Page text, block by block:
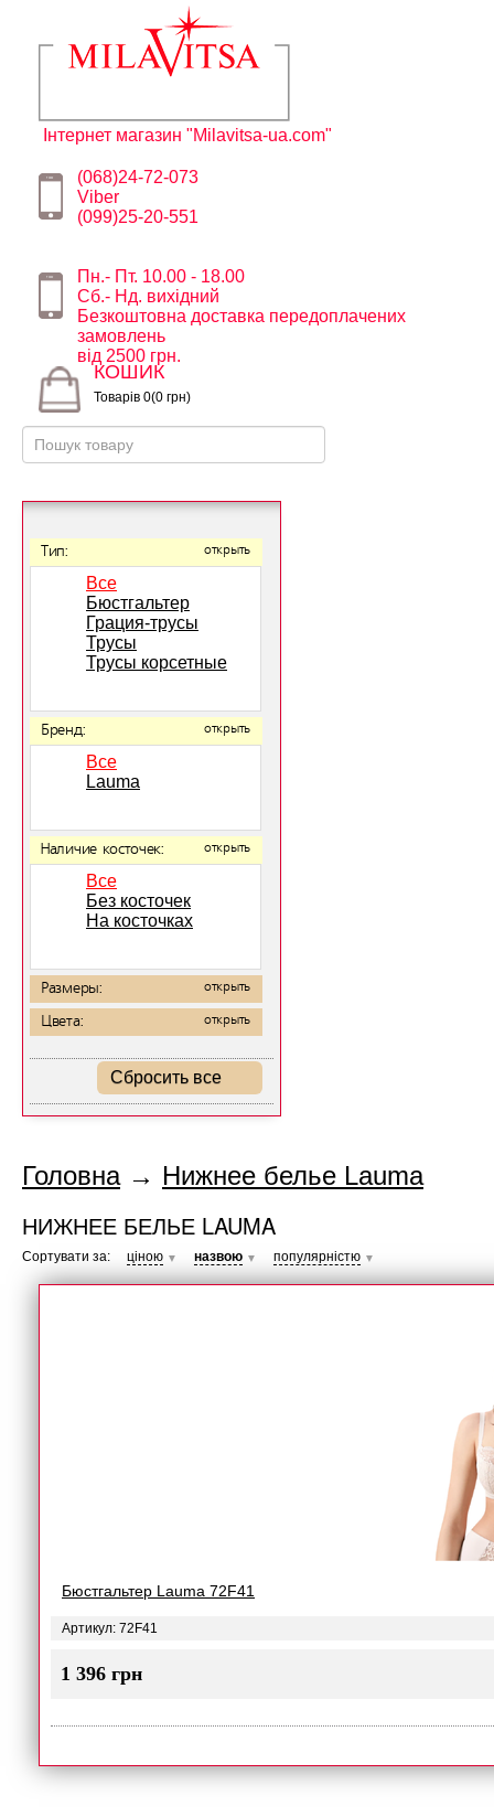
Інтернет магазин "Milavitsa-ua.com"
(068)24-72-073
Viber
(099)25-20-551
Пн.- Пт. 10.00 - 18.00
Сб.- Нд. вихідний
Безкоштовна доставка передоплачених
замовлень
від 2500 грн.
КОШИК
Товарів 0(0 грн)
Тип: открыть
Все
Бюстгальтер
Грация-трусы
Трусы
Трусы корсетные
Бренд: открыть
Все
Lauma
Наличие косточек: открыть
Все
Без косточек
На косточках
Размеры: открыть
Цвета: открыть
Сбросить все
Головна→ Нижнее белье Lauma
НИЖНЕЕ БЕЛЬЕ LAUMA
Сортувати за: ціною ▼ назвою ▼ популярністю ▼
Бюстгальтер Lauma 72F41
Артикул: 72F41
1 396 грн